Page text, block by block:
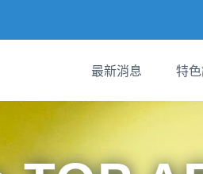
最新消息 特